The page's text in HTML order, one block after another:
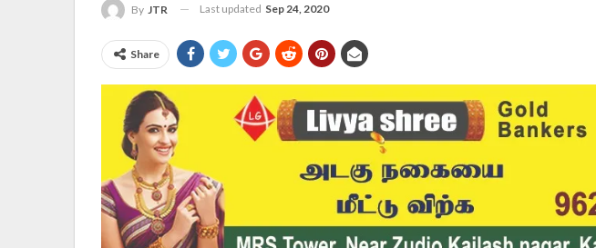
By JTR Last updated Sep 24, 2020
Share